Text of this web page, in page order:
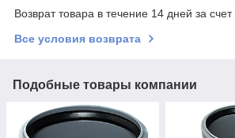
Возврат товара в течение 14 дней за счет
Все условия возврата
Подобные товары компании